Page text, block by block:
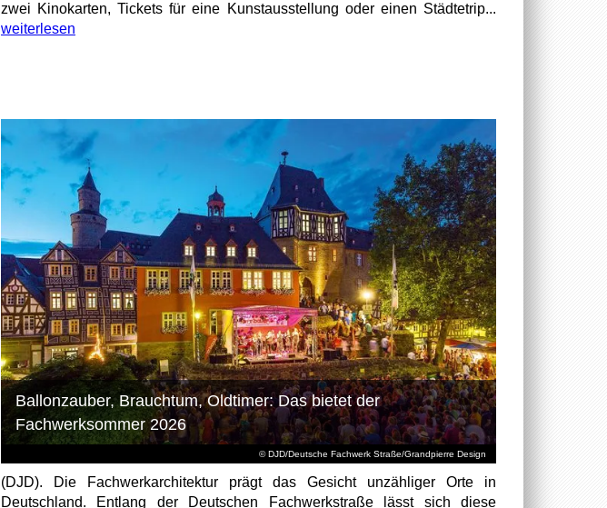
zwei Kinokarten, Tickets für eine Kunstausstellung oder einen Städtetrip...
weiterlesen
© DJD/Deutsche Fachwerk Straße/Grandpierre Design
Ballonzauber, Brauchtum, Oldtimer: Das bietet der
Fachwerksommer 2026
(DJD). Die Fachwerkarchitektur prägt das Gesicht unzähliger Orte in
Deutschland. Entlang der Deutschen Fachwerkstraße lässt sich diese